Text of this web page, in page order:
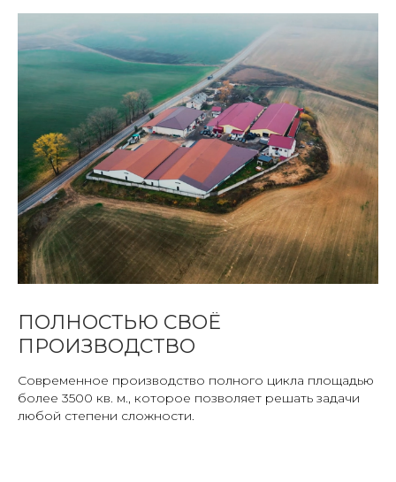
ПОЛНОСТЬЮ СВОЁ
ПРОИЗВОДСТВО
Современное производство полного цикла площадью
более 3500 кв. м., которое позволяет решать задачи
любой степени сложности.